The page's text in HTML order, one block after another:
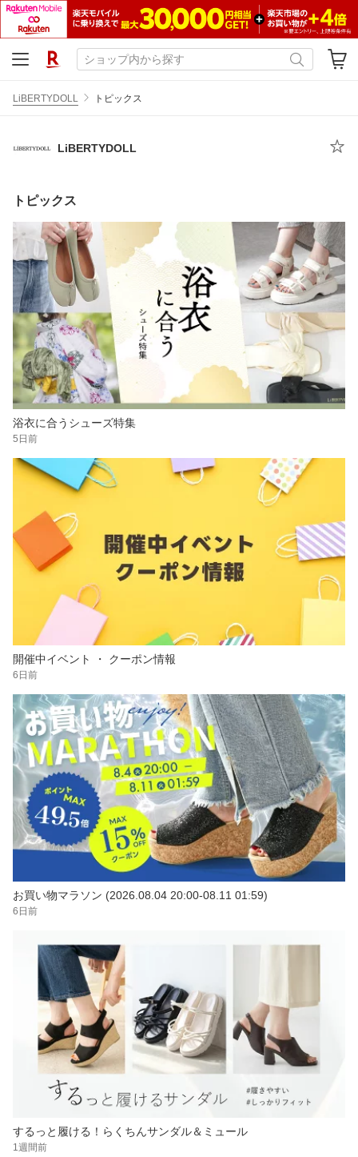
LiBERTYDOLL トピックス
LiBERTYDOLL
トピックス
浴衣に合うシューズ特集
5日前
開催中イベント ・ クーポン情報
6日前
お買い物マラソン (2026.08.04 20:00-08.11 01:59)
6日前
するっと履ける！らくちんサンダル＆ミュール
1週間前